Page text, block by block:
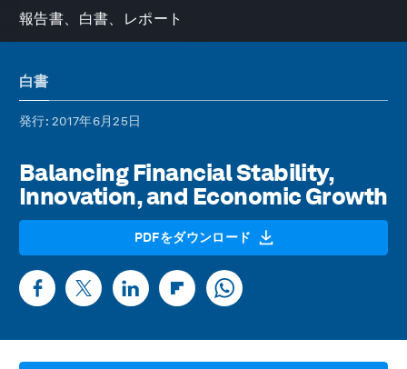
報告書、白書、レポート
白書
発行: 2017年6月25日
Balancing Financial Stability,
Innovation, and Economic Growth
PDFをダウンロード